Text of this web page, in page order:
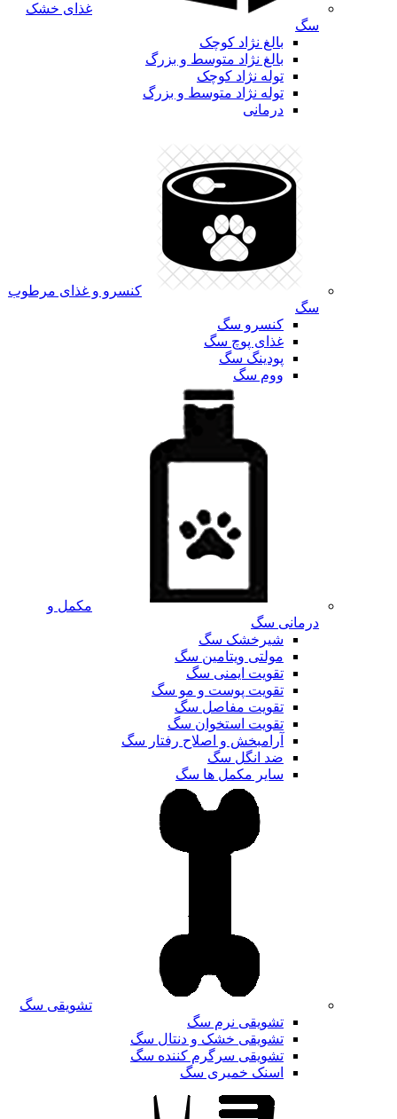
غذای خشک
سگ
بالغ نژاد کوچک
بالغ نژاد متوسط و بزرگ
توله نژاد کوچک
توله نژاد متوسط و بزرگ
درمانی
کنسرو و غذای مرطوب
سگ
کنسرو سگ
غذای پوچ سگ
پودینگ سگ
ووم سگ
مکمل و
درمانی سگ
شیرخشک سگ
مولتی ویتامین سگ
تقویت ایمنی سگ
تقویت پوست و مو سگ
تقویت مفاصل سگ
تقویت استخوان سگ
آرامبخش و اصلاح رفتار سگ
ضد انگل سگ
سایر مکمل ها سگ
تشویقی سگ
تشویقی نرم سگ
تشویقی خشک و دنتال سگ
تشویقی سرگرم کننده سگ
اسنک خمیری سگ